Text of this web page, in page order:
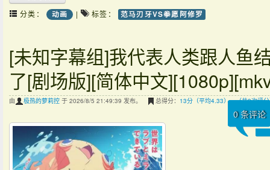
分类： 动画 | 标签： 范马刃牙VS拳愿阿修罗
[未知字幕组]我代表人类跟人鱼
了[剧场版][简体中文
由 极热的萝莉控 于 2026/8/5 21:49:39 发布。 总得分： 13分（平均4.33），（共3次评
0条评论